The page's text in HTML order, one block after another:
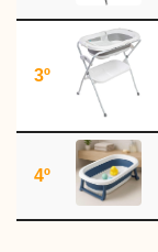
3º
4º